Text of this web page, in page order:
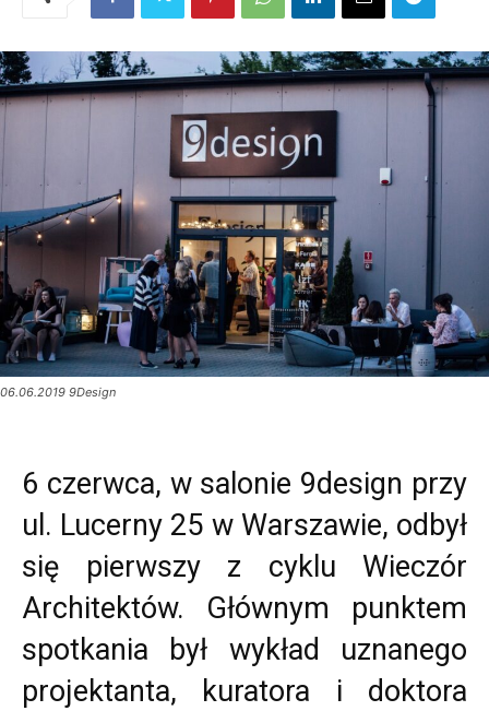
06.06.2019 9Design
6 czerwca, w salonie 9design przy
ul. Lucerny 25 w Warszawie, odbył
się pierwszy z cyklu Wieczór
Architektów. Głównym punktem
spotkania był wykład uznanego
projektanta, kuratora i doktora